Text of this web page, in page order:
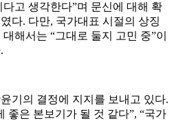
고 생각한다”며 문신에 대해 확
다. 다만, 국가대표 시절의 상징
해서는 “그대로 둘지 고민 중”이
기의 결정에 지지를 보내고 있다.
좋은 본보기가 될 것 같다”, “국가